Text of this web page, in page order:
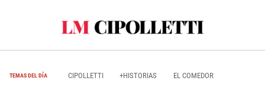
TEMAS DEL DÍA CIPOLLETTI +HISTORIAS EL COMEDOR